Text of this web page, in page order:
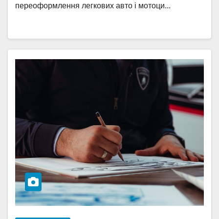
переоформлення легкових авто і мотоци...